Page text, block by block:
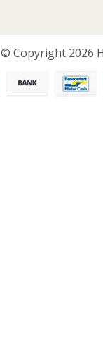
© Copyright 2026